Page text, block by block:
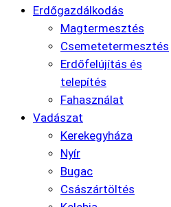
Erdőgazdálkodás
Magtermesztés
Csemetetermesztés
Erdőfelújítás és
telepítés
Fahasználat
Vadászat
Kerekegyháza
Nyír
Bugac
Császártöltés